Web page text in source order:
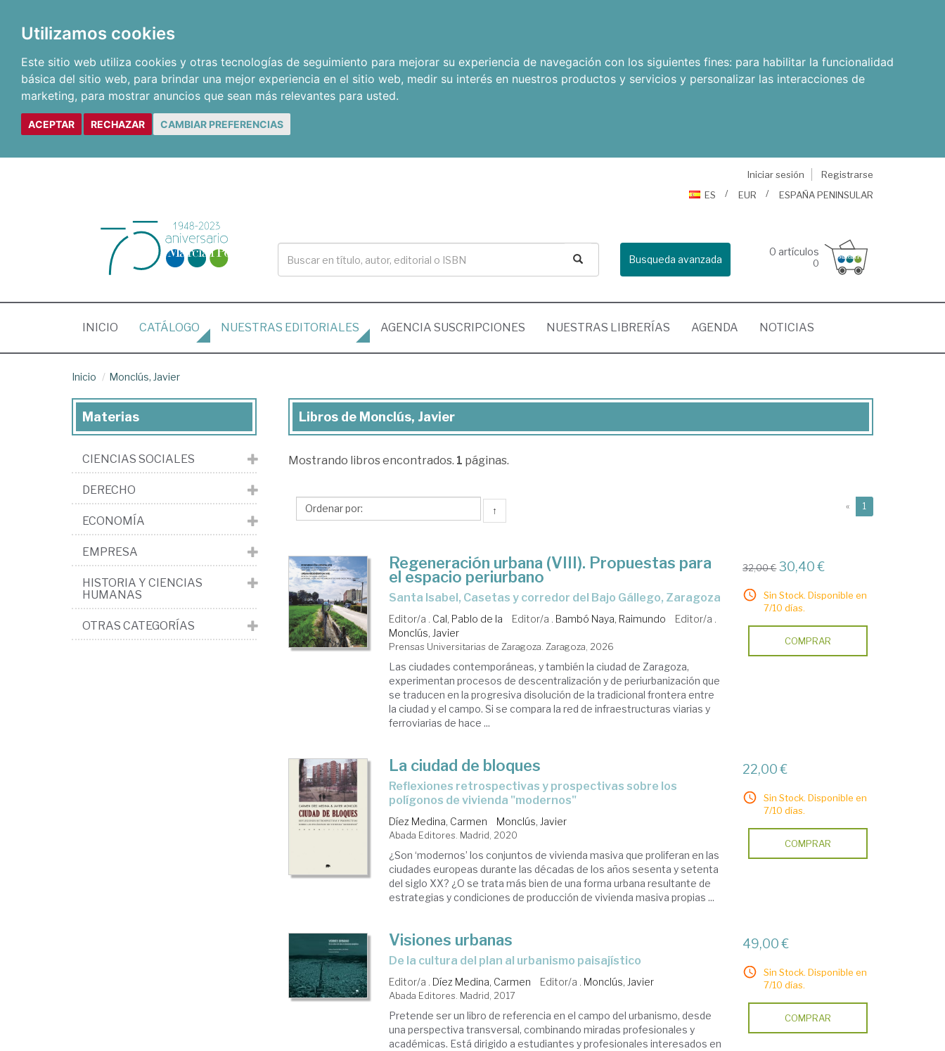
Utilizamos cookies
Este sitio web utiliza cookies y otras tecnologías de seguimiento para mejorar su experiencia de navegación con los siguientes fines: para habilitar la funcionalidad
básica del sitio web, para brindar una mejor experiencia en el sitio web, medir su interés en nuestros productos y servicios y personalizar las interacciones de
marketing, para mostrar anuncios que sean más relevantes para usted.
ACEPTAR RECHAZAR CAMBIAR PREFERENCIAS
Iniciar sesión
Registrarse
ES
EUR ESPAÑA PENINSULAR
Busqueda avanzada
0 artículos
0
INICIO (CURRENT)
CATÁLOGO NUESTRAS EDITORIALES AGENCIA SUSCRIPCIONES NUESTRAS LIBRERÍAS AGENDA NOTICIAS
Inicio Monclús, Javier
Libros
Monclús,
Libros de Monclús, Javier
Mostrando libros encontrados. 1 páginas.
↑ « 1
Regeneración urbana (VIII). Propuestas para
el espacio periurbano
Santa Isabel, Casetas y corredor del Bajo Gállego, Zaragoza
Editor/a . Cal, Pablo de la Editor/a . Bambó Naya, Raimundo
Editor/a .
Monclús, Javier
Prensas Universitarias de Zaragoza. Zaragoza, 2026
Las ciudades contemporáneas, y también la ciudad de Zaragoza,
experimentan procesos de descentralización y de periurbanización que
se traducen en la progresiva disolución de la tradicional frontera entre
la ciudad y el campo. Si se compara la red de infraestructuras viarias y
ferroviarias de hace ...
32,00 € 30,40 €
Sin Stock. Disponible en
7/10 días.
COMPRAR
La ciudad de bloques
Reflexiones retrospectivas y prospectivas sobre los
polígonos de vivienda "modernos"
Díez Medina, Carmen Monclús, Javier
Abada Editores. Madrid, 2020
¿Son ‘modernos’ los conjuntos de vivienda masiva que proliferan en las
ciudades europeas durante las décadas de los años sesenta y setenta
del siglo XX? ¿O se trata más bien de una forma urbana resultante de
estrategias y condiciones de producción de vivienda masiva propias ...
22,00 €
Sin Stock. Disponible en
7/10 días.
COMPRAR
Visiones urbanas
de la cultura del plan al urbanismo paisajístico
Editor/a . Díez Medina, Carmen Editor/a . Monclús, Javier
Abada Editores. Madrid, 2017
Pretende ser un libro de referencia en el campo del urbanismo, desde
una perspectiva transversal, combinando miradas profesionales y
académicas. Está dirigido a estudiantes y profesionales interesados en
49,00 €
Sin Stock. Disponible en
7/10 días.
COMPRAR
Materias
CIENCIAS SOCIALES
DERECHO
ECONOMÍA
EMPRESA
HISTORIA Y CIENCIAS
HUMANAS
OTRAS CATEGORÍAS